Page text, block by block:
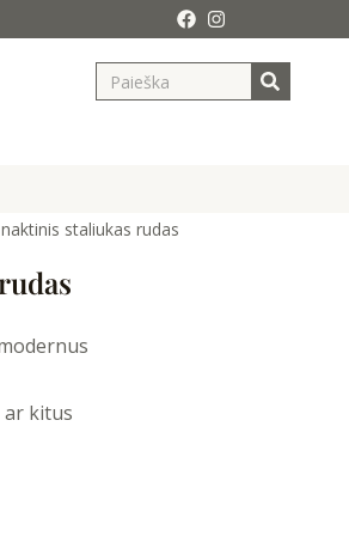
Search
staliukas rudas
kitus